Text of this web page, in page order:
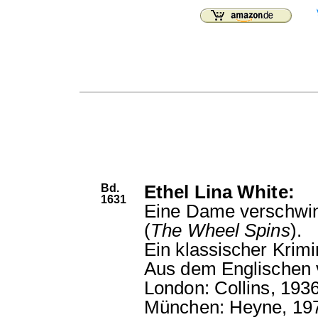
Bd.
1631
Ethel Lina White:
Eine Dame
(The Wheel Spins).
Ein klassischer
Aus dem Englischen
London: Collins,
München: Heyne,